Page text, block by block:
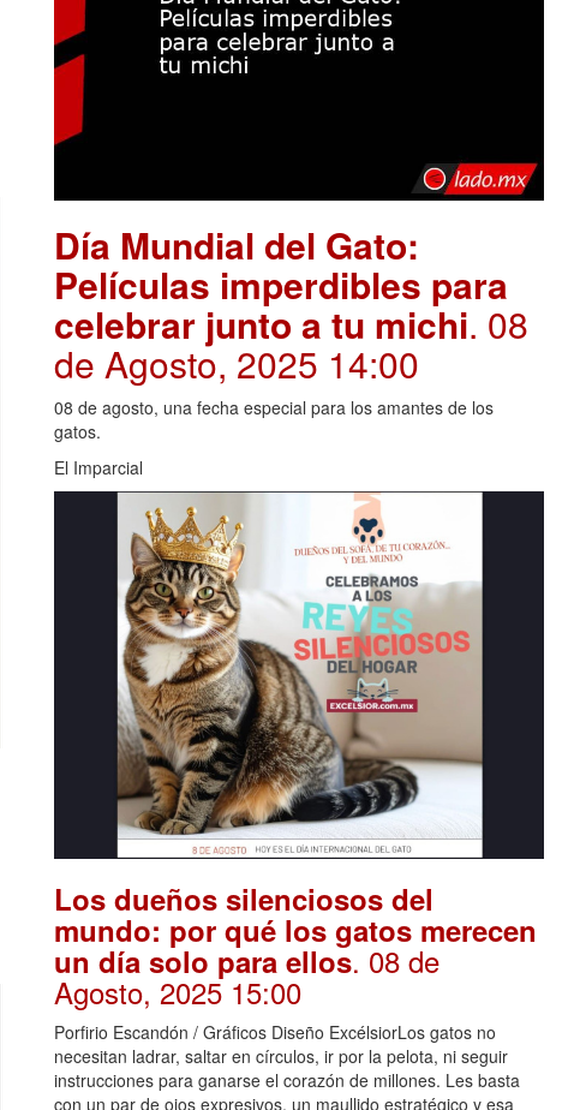
Día Mundial del Gato:
Películas imperdibles para
celebrar junto a tu michi. 08
de Agosto, 2025 14:00
08 de agosto, una fecha especial para los amantes de los
gatos.
El Imparcial
Los dueños silenciosos del
mundo: por qué los gatos merecen
un día solo para ellos. 08 de
Agosto, 2025 15:00
Porfirio Escandón / Gráficos Diseño ExcélsiorLos gatos no
necesitan ladrar, saltar en círculos, ir por la pelota, ni seguir
instrucciones para ganarse el corazón de millones. Les basta
con un par de ojos expresivos, un maullido estratégico y esa